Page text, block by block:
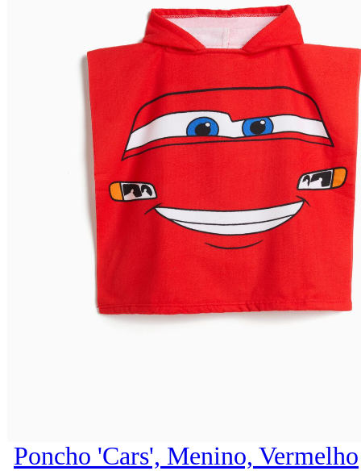
Poncho 'Cars', Menino, Vermelho